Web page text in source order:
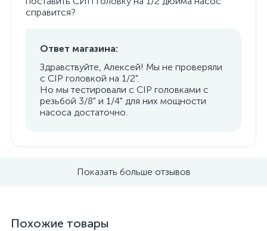
справится?
Ответ магазина:
Здравствуйте, Алексей! Мы не проверяли
с CIP головкой на 1/2".
Но мы тестировали с CIP головками с
резьбой 3/8" и 1/4" для них мощности
насоса достаточно.
Показать больше отзывов
Похожие товары